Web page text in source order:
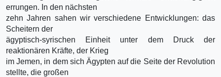
errungen. In den nächsten
zehn Jahren sahen wir verschiedene Entwicklungen: das
Scheitern der
ägyptisch-syrischen Einheit unter dem Druck der
reaktionären Kräfte, der Krieg
im Jemen, in dem sich Ägypten auf die Seite der Revolution
stellte, die großen